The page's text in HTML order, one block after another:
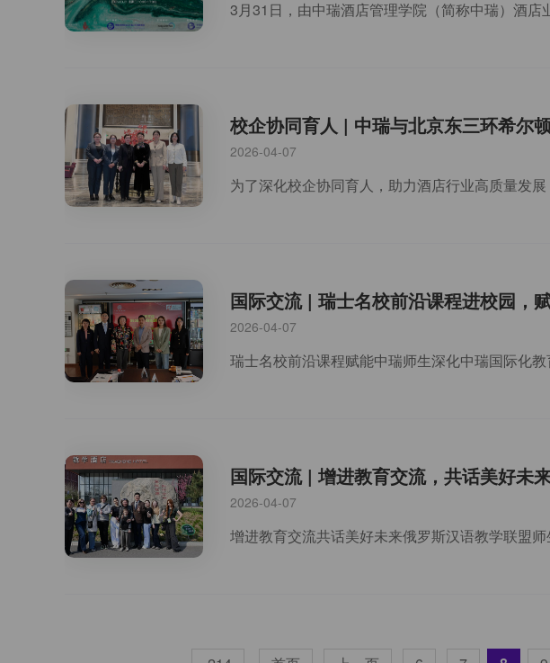
校企协同育人 | 中瑞与北京东三环希尔
2026-04-07
国际交流 | 瑞士名校前沿课程进校园，
2026-04-07
国际交流 | 增进教育交流，共话美好未
2026-04-07